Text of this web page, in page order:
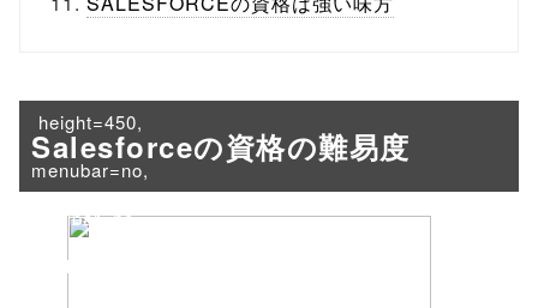
f, 'Gwindow',
height=450,
menubar=no,
toolbar=no,
scrollbars=yes'
Salesforceの資格の難易度